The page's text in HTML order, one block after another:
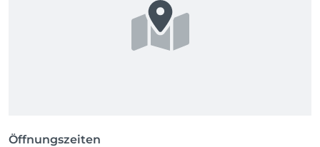
Öffnungszeiten